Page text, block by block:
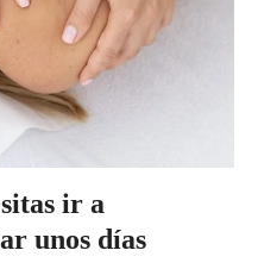
ir a
unos días